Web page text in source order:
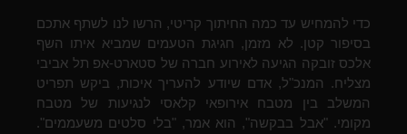
כדי להמחיש עד כמה החיתוך קריטי, הרשו לנו לשתף אתכם
בסיפור קטן. לא מזמן, חגיגת הטעמים שמביא איתו השף
אלכס זובקה הגיעה לאירוע חברה של סטארט-אפ תל אביבי
מצליח. המנכ"ל, אדם שיודע להעריך איכות, ביקש תפריט
המשלב בין מטבח אירופאי קלאסי לנגיעות של מטבח
מקומי. "אבל בבקשה", הוא אמר, "בלי סלטים משעממים".